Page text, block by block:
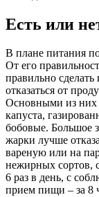
Есть или
В плане питания
От его
правильно
отказаться от
Основными из них
капуста,
бобовые. Большое
жарки лучше
вареную или на
нежирных сортов,
6 раз в день, с
прием пищи – за 8